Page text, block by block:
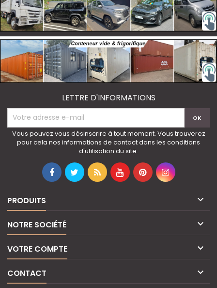
LETTRE D'INFORMATIONS
Vous pouvez vous désinscrire à tout moment. Vous trouverez
pour cela nos informations de contact dans les conditions
d'utilisation du site.
PRODUITS 
NOTRE SOCIÉTÉ 
VOTRE COMPTE 
CONTACT 